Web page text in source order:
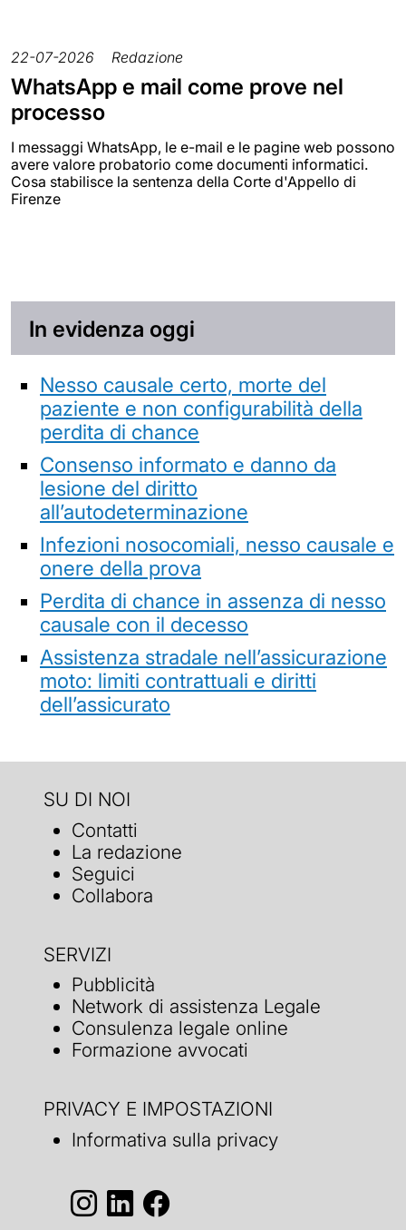
22-07-2026 Redazione
WhatsApp e mail come prove nel
processo
I messaggi WhatsApp, le e-mail e le pagine web possono
avere valore probatorio come documenti informatici.
Cosa stabilisce la sentenza della Corte d'Appello di
Firenze
In evidenza oggi
Nesso causale certo, morte del
paziente e non configurabilità della
perdita di chance
Consenso informato e danno da
lesione del diritto
all’autodeterminazione
Infezioni nosocomiali, nesso causale e
onere della prova
Perdita di chance in assenza di nesso
causale con il decesso
Assistenza stradale nell’assicurazione
moto: limiti contrattuali e diritti
dell’assicurato
SU DI NOI
Contatti
La redazione
Seguici
Collabora
SERVIZI
Pubblicità
Network di assistenza Legale
Consulenza legale online
Formazione avvocati
PRIVACY E IMPOSTAZIONI
Informativa sulla privacy